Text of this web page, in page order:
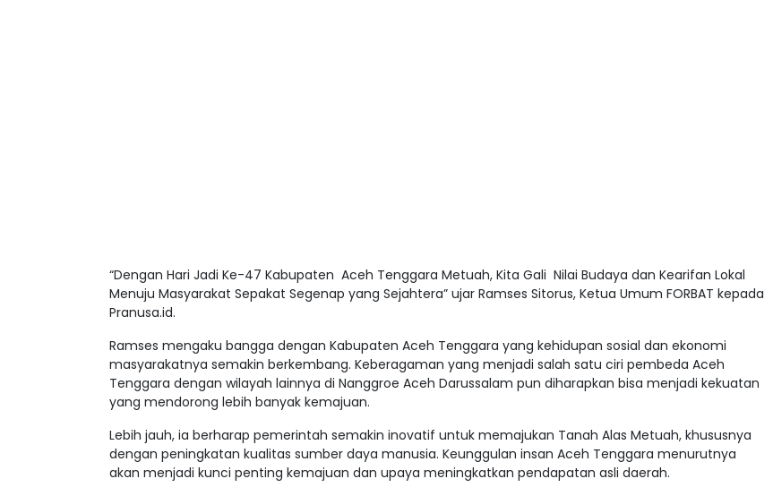
“Dengan Hari Jadi Ke-47 Kabupaten Aceh Tenggara Metuah, Kita Gali Nilai Budaya dan Kearifan Lokal
Menuju Masyarakat Sepakat Segenap yang Sejahtera” ujar Ramses Sitorus, Ketua Umum FORBAT kepada
Pranusa.id.
Ramses mengaku bangga dengan Kabupaten Aceh Tenggara yang kehidupan sosial dan ekonomi
masyarakatnya semakin berkembang. Keberagaman yang menjadi salah satu ciri pembeda Aceh
Tenggara dengan wilayah lainnya di Nanggroe Aceh Darussalam pun diharapkan bisa menjadi kekuatan
yang mendorong lebih banyak kemajuan.
Lebih jauh, ia berharap pemerintah semakin inovatif untuk memajukan Tanah Alas Metuah, khususnya
dengan peningkatan kualitas sumber daya manusia. Keunggulan insan Aceh Tenggara menurutnya
akan menjadi kunci penting kemajuan dan upaya meningkatkan pendapatan asli daerah.